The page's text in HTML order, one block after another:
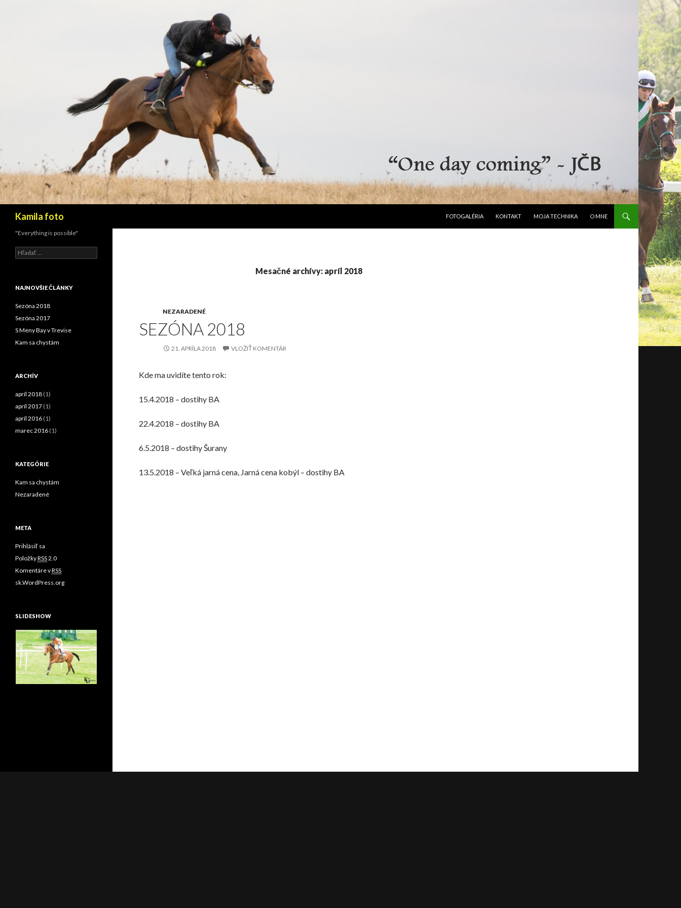
Kamila foto
FOTOGALÉRIA
KONTAKT MOJA TECHNIKA O MNE
Mesačné archívy: apríl 2018
NEZARADENÉ
SEZÓNA 2018
21. APRÍLA 2018 VLOŽIŤ KOMENTÁR
Kde ma uvidíte tento rok:
15.4.2018 – dostihy BA
22.4.2018 – dostihy BA
6.5.2018 – dostihy Šurany
13.5.2018 – Veľká jarná cena, Jarná cena kobýl – dostihy BA
"Everything is possible"
H
ľ
a
:
NAJNOVŠIE ČLÁNKY
Sezóna 2018
Sezóna 2017
S Meny Bay v Trevise
Kam sa chystám
ARCHÍV
apríl 2018 (1)
apríl 2017 (1)
apríl 2016 (1)
marec 2016 (1)
KATEGÓRIE
Kam sa chystám
Nezaradené
META
Prihlásiť sa
PoložkyRSS2.0
Komentáre vRSS
sk.WordPress.org
SLIDESHOW